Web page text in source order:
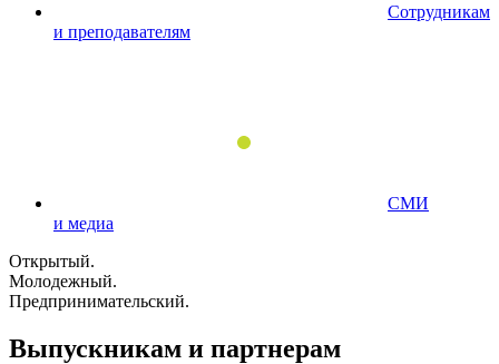
Сотрудникам
и преподавателям
СМИ
и медиа
Открытый.
Молодежный.
Предпринимательский.
Выпускникам и партнерам